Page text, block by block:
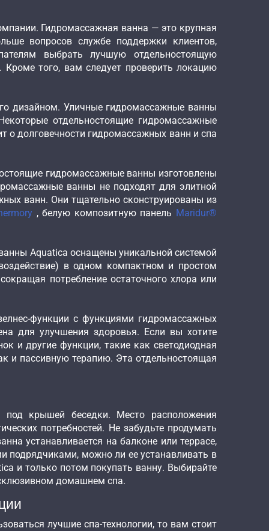
Гидромассажная ванна — это крупная
вопросов службе поддержки клиентов,
выбрать лучшую отдельностоящую
того, вам следует проверить локацию
дизайном. Уличные гидромассажные ванны
отдельностоящие гидромассажные
о долговечности гидромассажных ванн и спа
гидромассажные ванны изготовлены
ванны не подходят для элитной
ванн. Они тщательно сконструированы из
, белую композитную панель Maridur®
Aquatica оснащены уникальной системой
в одном компактном и простом
потребление остаточного хлора или
функции с функциями гидромассажных
для улучшения здоровья. Если вы хотите
и другие функции, такие как светодиодная
и пассивную терапию. Эта отдельностоящая
крышей беседки. Место расположения
потребностей. Не забудьте продумать
устанавливается на балконе или террасе,
подрядчиками, можно ли ее устанавливать в
и только потом покупать ванну. Выбирайте
домашнем спа.
лучшие спа-технологии, то вам стоит